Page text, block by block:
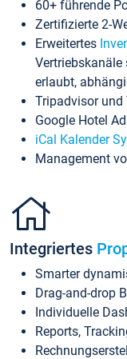
60+ führende
Zertifizierte 2-
Erweitertes
Vertriebskanäle
erlaubt,
Tripadvisor und
Google Hotel
iCal Kalender
Management
Integriertes
Smarter
Drag-and-drop
Individuelle
Reports,